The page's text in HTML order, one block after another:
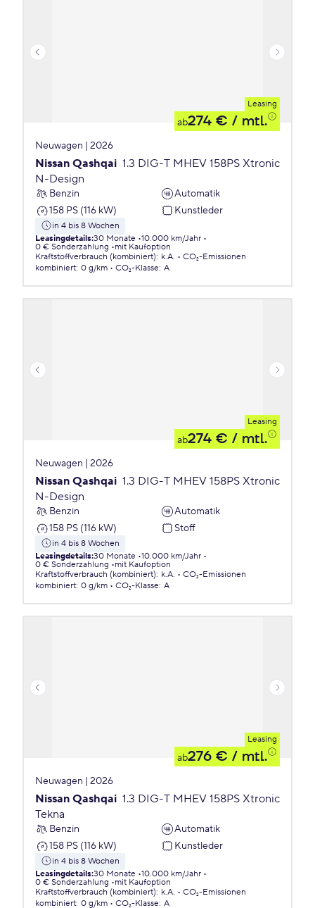
Leasing
ab274 € / mtl.
Neuwagen | 2026
Nissan Qashqai 1.3 DIG-T MHEV 158PS Xtronic
N-Design
Benzin
Automatik
158 PS (116 kW)
Kunstleder
in 4 bis 8 Wochen
Leasingdetails:30 Monate 10.000 km/Jahr
0 € Sonderzahlung
mit Kaufoption
Kraftstoffverbrauch (kombiniert): k.A.
CO₂-Emissionen
kombiniert: 0 g/km CO₂-Klasse: A
Leasing
ab274 € / mtl.
Neuwagen | 2026
Nissan Qashqai 1.3 DIG-T MHEV 158PS Xtronic
N-Design
Benzin
Automatik
158 PS (116 kW)
Stoff
in 4 bis 8 Wochen
Leasingdetails:30 Monate 10.000 km/Jahr
0 € Sonderzahlung
mit Kaufoption
Kraftstoffverbrauch (kombiniert): k.A.
CO₂-Emissionen
kombiniert: 0 g/km CO₂-Klasse: A
Leasing
ab276 € / mtl.
Neuwagen | 2026
Nissan Qashqai 1.3 DIG-T MHEV 158PS Xtronic
Tekna
Benzin
Automatik
158 PS (116 kW)
Kunstleder
in 4 bis 8 Wochen
Leasingdetails:30 Monate 10.000 km/Jahr
0 € Sonderzahlung
mit Kaufoption
Kraftstoffverbrauch (kombiniert): k.A.
CO₂-Emissionen
kombiniert: 0 g/km CO₂-Klasse: A